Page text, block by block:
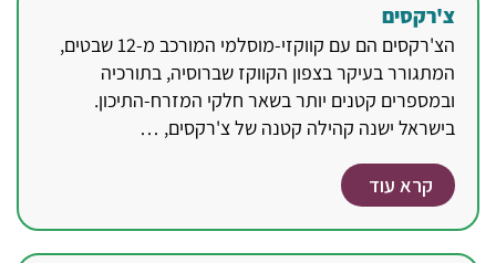
צ'רקסים
הצ'רקסים הם עם קווקזי-מוסלמי המורכב מ-12 שבטים,
המתגורר בעיקר בצפון הקווקז שברוסיה, בתורכיה
ובמספרים קטנים יותר בשאר חלקי המזרח-התיכון.
בישראל ישנה קהילה קטנה של צ'רקסים, …
קרא עוד